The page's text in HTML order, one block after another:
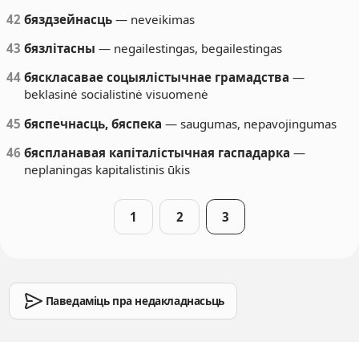
42 бяздзейнасць — neveikimas
43 бязлітасны — negailestingas, begailestingas
44 бяскласавае соцыялістычнае грамадства —
beklasinė socialistinė visuomenė
45 бяспечнасць, бяспека — saugumas, nepavojingumas
46 бяспланавая капіталістычная гаспадарка —
neplaningas kapitalistinis ūkis
1 2 3
Паведаміць пра недакладнасьць